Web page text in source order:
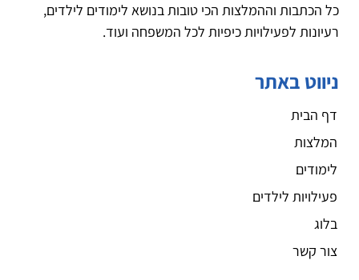
כל הכתבות וההמלצות הכי טובות בנושא לימודים לילדים,
רעיונות לפעילויות כיפיות לכל המשפחה ועוד.
ניווט באתר
דף הבית
המלצות
לימודים
פעילויות לילדים
בלוג
צור קשר